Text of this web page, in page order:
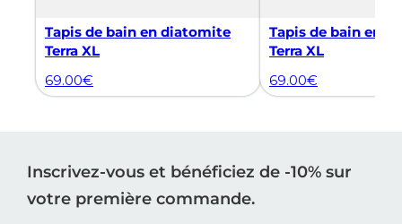
Tapis de bain en diatomite
Terra XL
69.00€
Tapis de bain en
Terra XL
69.00€
Inscrivez-vous et bénéficiez de -10% sur
votre première commande.